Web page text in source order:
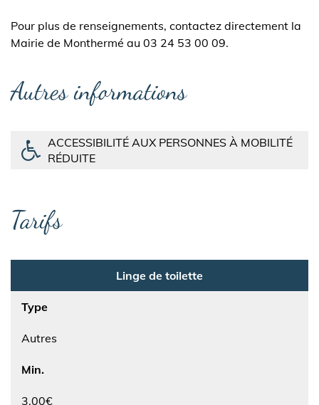
Pour plus de renseignements, contactez directement la
Mairie de Monthermé au 03 24 53 00 09.
Autres informations
ACCESSIBILITÉ AUX PERSONNES À MOBILITÉ
RÉDUITE
Tarifs
Linge de toilette
Type
Autres
Min.
3.00€